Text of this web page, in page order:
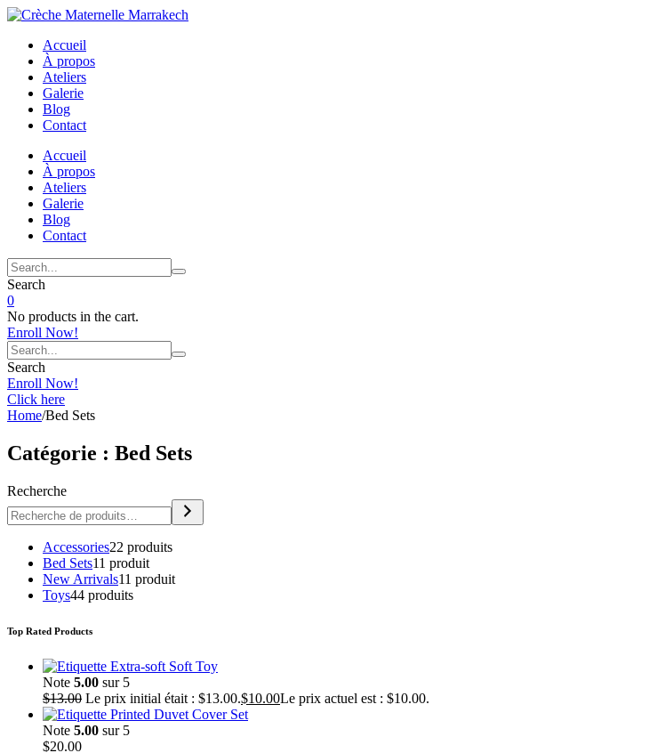
Accueil
À propos
Ateliers
Galerie
Blog
Contact
Accueil
À propos
Ateliers
Galerie
Blog
Contact
Search
0
No products in the cart.
Enroll Now!
Search
Enroll Now!
Click here
Home/Bed Sets
Catégorie : Bed Sets
Recherche
Accessories22 produits
Bed Sets11 produit
New Arrivals11 produit
Toys44 produits
Top Rated Products
Extra-soft Soft Toy
Note 5.00 sur 5
$13.00 Le prix initial était : $13.00.$10.00Le prix actuel est : $10.00.
Printed Duvet Cover Set
Note 5.00 sur 5
$20.00